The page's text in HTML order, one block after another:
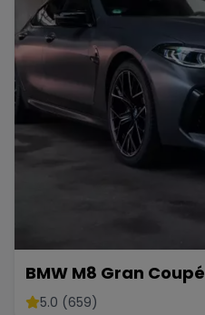
BMW M8 Gran Coupé
5.0 (659)